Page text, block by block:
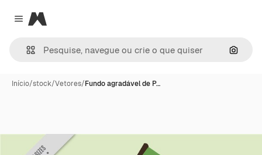
Close menu
Magnific
Início/stock/Vetores/Fundo agradável de P…